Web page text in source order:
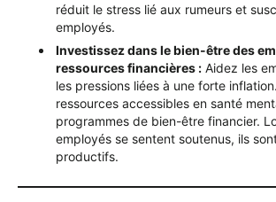
réduit le stress lié aux rumeurs et
employés.
Investissez dans le bien-être des
ressources financières : Aidez les
les pressions liées à une forte
ressources accessibles en santé
programmes de bien-être financier.
employés se sentent soutenus, ils
productifs.